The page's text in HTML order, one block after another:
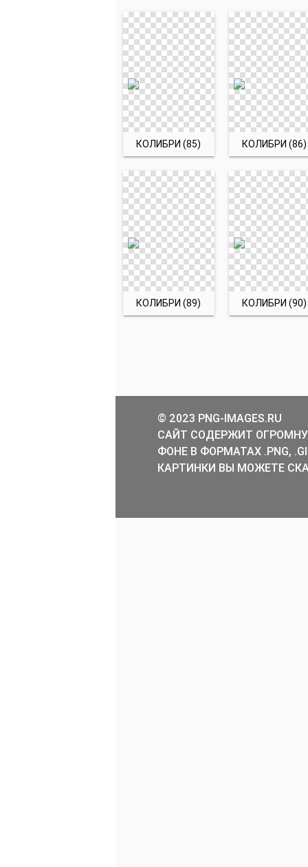
КОЛИБРИ (85) КОЛИБРИ (86)
КОЛИБРИ (89) КОЛИБРИ (90)
© 2023 PNG-IMAGES.RU
САЙТ СОДЕРЖИТ
ФОНЕ В ФОРМАТАХ .PNG,
КАРТИНКИ ВЫ МОЖЕТЕ